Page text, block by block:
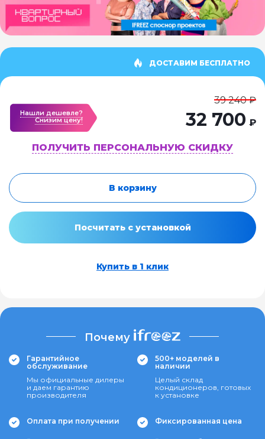
ДОСТАВИМ БЕСПЛАТНО
Нашли дешевле?
Cнизим цену!
39 240 ₽
32 700 ₽
ПОЛУЧИТЬ ПЕРСОНАЛЬНУЮ СКИДКУ
В корзину
Посчитать с установкой
Купить в 1 клик
Почему
Гарантийное
обслуживание
Мы официальные дилеры
и даем гарантию
производителя
500+ моделей в
наличии
Целый склад
кондиционеров, готовых
к установке
Оплата при получении Фиксированная цена